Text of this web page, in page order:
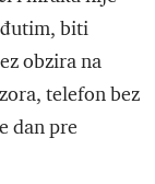
biti
obzira na
telefon bez
dan pre